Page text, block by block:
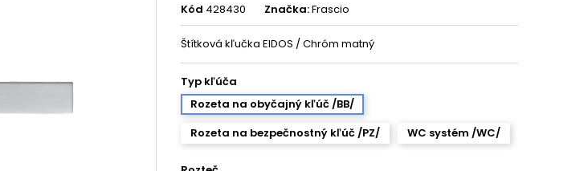
Kód 428430 Značka:Frascio
Štítková kľučka EIDOS / Chróm matný
Typ kľúča
Rozeta na obyčajný kľúč /BB/
Rozeta na bezpečnostný kľúč /PZ/
WC systém /WC/